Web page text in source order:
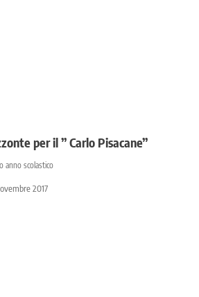
per il ” Carlo Pisacane”
anno scolastico
2017